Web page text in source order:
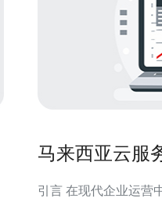
马来西亚云服
引言 在现代企业运营